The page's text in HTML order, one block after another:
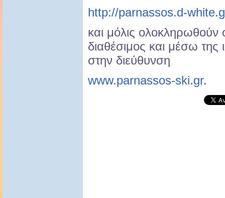
http://parnassos.d-
και μόλις ολοκληρωθούν
διαθέσιμος και μέσω της
στην διεύθυνση
www.parnassos-ski.gr.